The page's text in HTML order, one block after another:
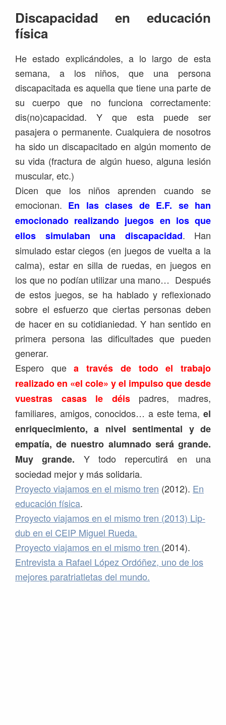
Discapacidad en educación
física
He estado explicándoles, a lo largo de esta
semana, a los niños, que una persona
discapacitada es aquella que tiene una parte de
su cuerpo que no funciona correctamente:
dis(no)capacidad. Y que esta puede ser
pasajera o permanente. Cualquiera de nosotros
ha sido un discapacitado en algún momento de
su vida (fractura de algún hueso, alguna lesión
muscular, etc.)
Dicen que los niños aprenden cuando se
emocionan. En las clases de E.F. se han
emocionado realizando juegos en los que
ellos simulaban una discapacidad. Han
simulado estar ciegos (en juegos de vuelta a la
calma), estar en silla de ruedas, en juegos en
los que no podían utilizar una mano… Después
de estos juegos, se ha hablado y reflexionado
sobre el esfuerzo que ciertas personas deben
de hacer en su cotidianiedad. Y han sentido en
primera persona las dificultades que pueden
generar.
Espero quea través de todo el trabajo
realizado en «el cole» y el impulso que desde
vuestras casas le déispadres, madres,
familiares, amigos, conocidos… a este tema, el
enriquecimiento, a nivel sentimental y de
empatía, de nuestro alumnado será grande.
Muy grande. Y todo repercutirá en una
sociedad mejor y más solidaria.
Proyecto viajamos en el mismo tren (2012). En
educación física.
Proyecto viajamos en el mismo tren (2013) Lip-
dub en el CEIP Miguel Rueda.
Proyecto viajamos en el mismo tren (2014).
Entrevista a Rafael López Ordóñez, uno de los
mejores paratriatletas del mundo.